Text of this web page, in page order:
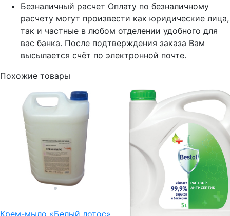
Безналичный расчет Оплату по безналичному
расчету могут произвести как юридические лица,
так и частные в любом отделении удобного для
вас банка. После подтверждения заказа Вам
высылается счёт по электронной почте.
Похожие товары